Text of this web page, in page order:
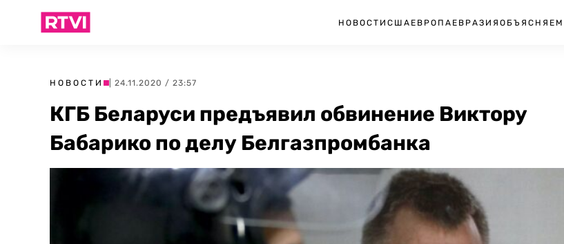
НОВОСТИ США ЕВРОПА ЕВРАЗИЯ ОБЪЯСНЯЕМ
НОВОСТИ | 24.11.2020 / 23:57
КГБ Беларуси предъявил обвинение Виктору
Бабарико по делу Белгазпромбанка